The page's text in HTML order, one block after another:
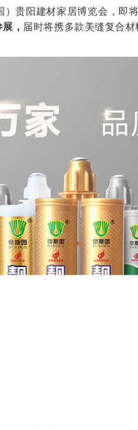
贵阳建材家居博览会，即
， 届时将携多款美缝复合材